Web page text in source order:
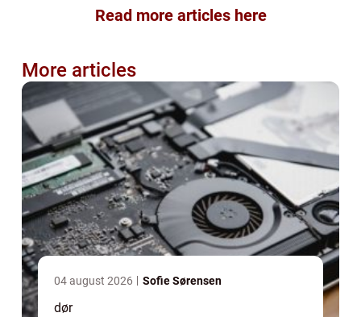
Read more articles here
More articles
04 august 2026 Sofie Sørensen
dør